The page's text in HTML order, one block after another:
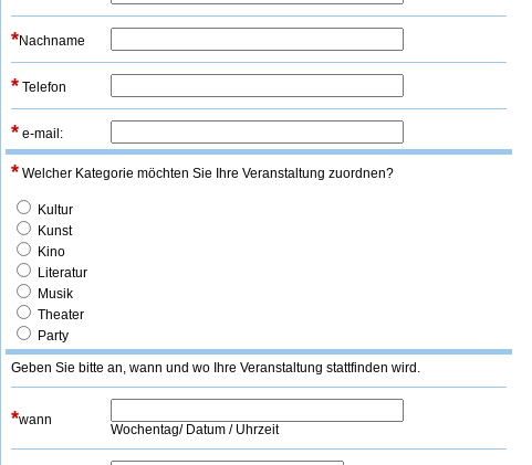
*Nachname
* Telefon
* e-mail:
* Welcher Kategorie möchten Sie Ihre Veranstaltung zuordnen?
Kultur
Kunst
Kino
Literatur
Musik
Theater
Party
Geben Sie bitte an, wann und wo Ihre Veranstaltung stattfinden wird.
*wann
Wochentag/ Datum / Uhrzeit